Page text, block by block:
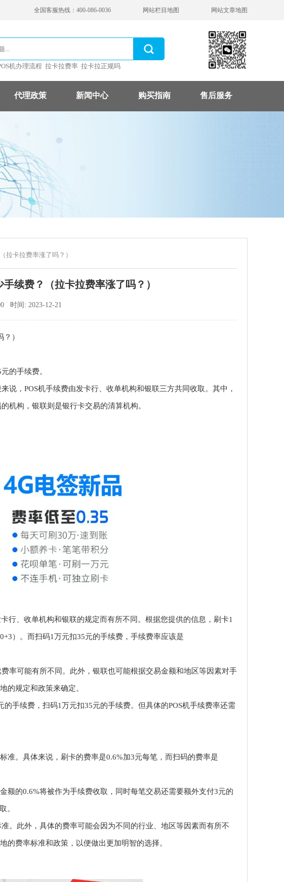
全国客服热线：400-086-0036 网站栏目地图 网站文章地图
机办理流程 拉卡拉费率 拉卡拉正规吗
代理政策 新闻中心 购买指南 售后服务
拉卡拉费率涨了吗？）
续费？（拉卡拉费率涨了吗？）
时间: 2023-12-21
）
的手续费。
，POS机手续费由发卡行、收单机构和银联三方共同收取。其中，
机构，银联则是银行卡交易的清算机构。
行、收单机构和银联的规定而有所不同。根据您提供的信息，刷卡1
）。而扫码1万元扣35元的手续费，手续费率应该是
可能有所不同。此外，银联也可能根据交易金额和地区等因素对手
的规定和政策来确定。
手续费，扫码1万元扣35元的手续费。但具体的POS机手续费率还需
。具体来说，刷卡的费率是0.6%加3元每笔，而扫码的费率是
的0.6%将被作为手续费收取，同时每笔交易还需要额外支付3元的
。
此外，具体的费率可能会因为不同的行业、地区等因素而有所不
的费率标准和政策，以便做出更加明智的选择。